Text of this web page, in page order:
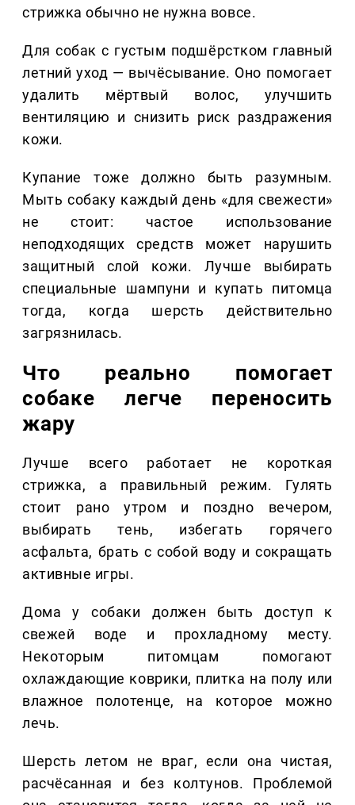
стрижка обычно не нужна вовсе.
Для собак с густым подшёрстком главный
летний уход — вычёсывание. Оно помогает
удалить мёртвый волос, улучшить
вентиляцию и снизить риск раздражения
кожи.
Купание тоже должно быть разумным.
Мыть собаку каждый день «для свежести»
не стоит: частое использование
неподходящих средств может нарушить
защитный слой кожи. Лучше выбирать
специальные шампуни и купать питомца
тогда, когда шерсть действительно
загрязнилась.
Что реально помогает
собаке легче переносить
жару
Лучше всего работает не короткая
стрижка, а правильный режим. Гулять
стоит рано утром и поздно вечером,
выбирать тень, избегать горячего
асфальта, брать с собой воду и сокращать
активные игры.
Дома у собаки должен быть доступ к
свежей воде и прохладному месту.
Некоторым питомцам помогают
охлаждающие коврики, плитка на полу или
влажное полотенце, на которое можно
лечь.
Шерсть летом не враг, если она чистая,
расчёсанная и без колтунов. Проблемой